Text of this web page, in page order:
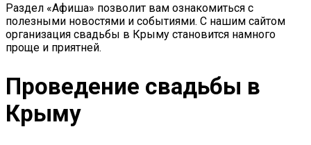
Раздел «Афиша» позволит вам ознакомиться с
полезными новостями и событиями. С нашим сайтом
организация свадьбы в Крыму становится намного
проще и приятней.
Проведение свадьбы в
Крыму